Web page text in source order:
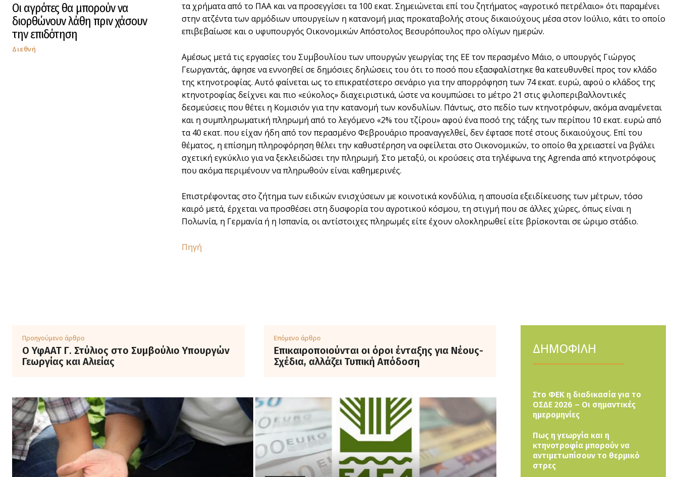
Οι αγρότες θα μπορούν να
διορθώνουν λάθη πριν χάσουν
την επιδότηση
Διεθνή
τα χρήματα από το ΠΑΑ και να προσεγγίσει τα 100 εκατ. Σημειώνεται επί του ζητήματος «αγροτικό πετρέλαιο» ότι παραμένει
στην ατζέντα των αρμόδιων υπουργείων η κατανομή μιας προκαταβολής στους δικαιούχους μέσα στον Ιούλιο, κάτι το οποίο
επιβεβαίωσε και ο υφυπουργός Οικονομικών Απόστολος Βεσυρόπουλος προ ολίγων ημερών.
Αμέσως μετά τις εργασίες του Συμβουλίου των υπουργών γεωργίας της ΕΕ τον περασμένο Μάιο, ο υπουργός Γιώργος
Γεωργαντάς, άφησε να εννοηθεί σε δημόσιες δηλώσεις του ότι το ποσό που εξασφαλίστηκε θα κατευθυνθεί προς τον κλάδο
της κτηνοτροφίας. Αυτό φαίνεται ως το επικρατέστερο σενάριο για την απορρόφηση των 74 εκατ. ευρώ, αφού ο κλάδος της
κτηνοτροφίας δείχνει και πιο «εύκολος» διαχειριστικά, ώστε να κουμπώσει το μέτρο 21 στις φιλοπεριβαλλοντικές
δεσμεύσεις που θέτει η Κομισιόν για την κατανομή των κονδυλίων. Πάντως, στο πεδίο των κτηνοτρόφων, ακόμα αναμένεται
και η συμπληρωματική πληρωμή από το λεγόμενο «2% του τζίρου» αφού ένα ποσό της τάξης των περίπου 10 εκατ. ευρώ από
τα 40 εκατ. που είχαν ήδη από τον περασμένο Φεβρουάριο προαναγγελθεί, δεν έφτασε ποτέ στους δικαιούχους. Επί του
θέματος, η επίσημη πληροφόρηση θέλει την καθυστέρηση να οφείλεται στο Οικονομικών, το οποίο θα χρειαστεί να βγάλει
σχετική εγκύκλιο για να ξεκλειδώσει την πληρωμή. Στο μεταξύ, οι κρούσεις στα τηλέφωνα της Agrenda από κτηνοτρόφους
που ακόμα περιμένουν να πληρωθούν είναι καθημερινές.
Επιστρέφοντας στο ζήτημα των ειδικών ενισχύσεων με κοινοτικά κονδύλια, η απουσία εξειδίκευσης των μέτρων, τόσο
καιρό μετά, έρχεται να προσθέσει στη δυσφορία του αγροτικού κόσμου, τη στιγμή που σε άλλες χώρες, όπως είναι η
Πολωνία, η Γερμανία ή η Ισπανία, οι αντίστοιχες πληρωμές είτε έχουν ολοκληρωθεί είτε βρίσκονται σε ώριμο στάδιο.
Πηγή
Προηγούμενο άρθρο
Ο ΥφΑΑΤ Γ. Στύλιος στο Συμβούλιο Υπουργών
Γεωργίας και Αλιείας
Επόμενο άρθρο
Επικαιροποιούνται οι όροι ένταξης για Νέους-
Σχέδια, αλλάζει Τυπική Απόδοση
ΔΗΜΟΦΙΛΗ
Στο ΦΕΚ η διαδικασία για το
ΟΣΔΕ 2026 – Οι σημαντικές
ημερομηνίες
Πως η γεωργία και η
κτηνοτροφία μπορούν να
αντιμετωπίσουν το θερμικό
στρες